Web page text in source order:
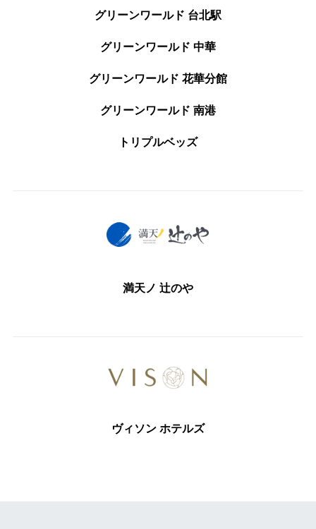
グリーンワールド 台北駅
グリーンワールド 中華
グリーンワールド 花華分館
グリーンワールド 南港
トリプルベッズ
満天ノ 辻のや
ヴィソン ホテルズ